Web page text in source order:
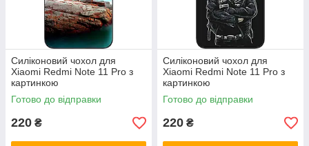
Силіконовий чохол для
Xiaomi Redmi Note 11 Pro з
картинкою
Готово до відправки
220 ₴
Силіконовий чохол для
Xiaomi Redmi Note 11 Pro з
картинкою
Готово до відправки
220 ₴